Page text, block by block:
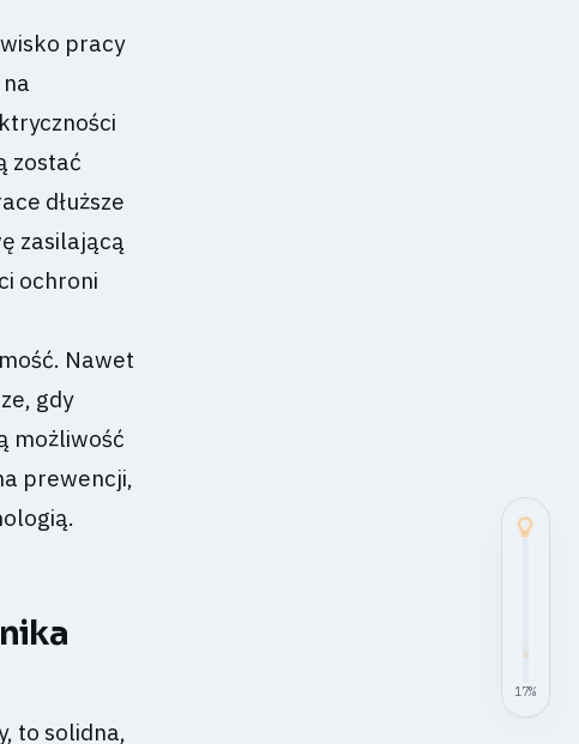
17%
pracy
zostać
dłuższe
zasilającą
ochroni
Nawet
gdy
możliwość
prewencji,
to solidna,